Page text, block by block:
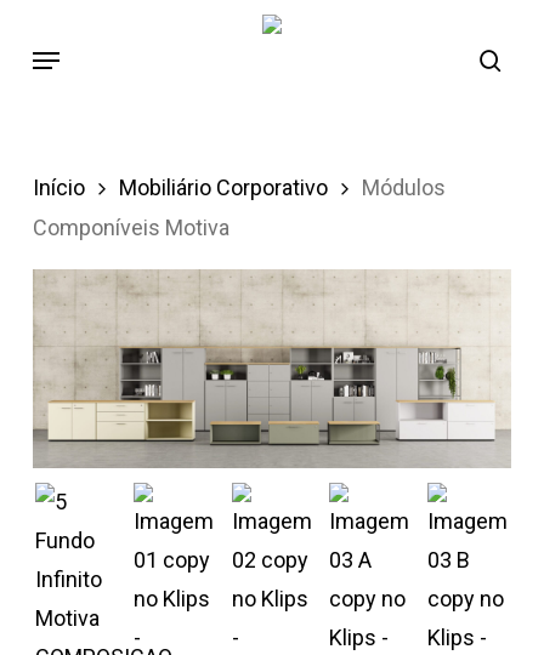
Início Mobiliário Corporativo
Módulos
Componíveis Motiva